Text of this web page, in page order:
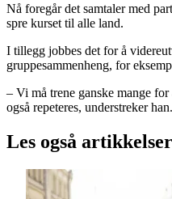
Nå foregår det samtaler med
spre kurset til alle land.
I tillegg jobbes det for å
gruppesammenheng, for
– Vi må trene ganske mange
også repeteres, understreker han.
Les også